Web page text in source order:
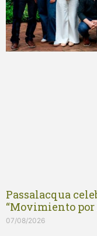
Passalacqua
“Movimiento por
07/08/2026